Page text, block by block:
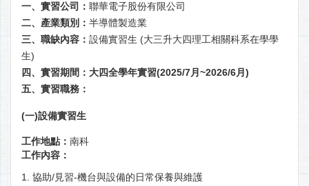
一、實習公司： 聯華電子股份有限公司
二、產業類別： 半導體製造業
三、職缺內容： 設備實習生 (大三升大四理工相關科系在學學
生)
四、實習期間：大四全學年實習(2025/7月~2026/6月)
五、實習職務：
(一)設備實習生
工作地點： 南科
工作內容：
1. 協助/見習-機台與設備的日常保養與維護